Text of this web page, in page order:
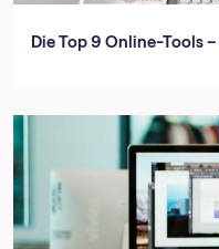
Die Top 9 Online-Tools